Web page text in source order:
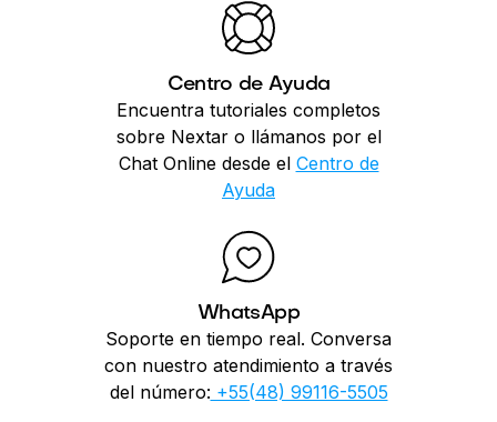
Centro de Ayuda
Encuentra tutoriales completos
sobre Nextar o llámanos por el
Chat Online desde el Centro de
Ayuda
WhatsApp
Soporte en tiempo real. Conversa
con nuestro atendimiento a través
del número: +55(48) 99116-5505